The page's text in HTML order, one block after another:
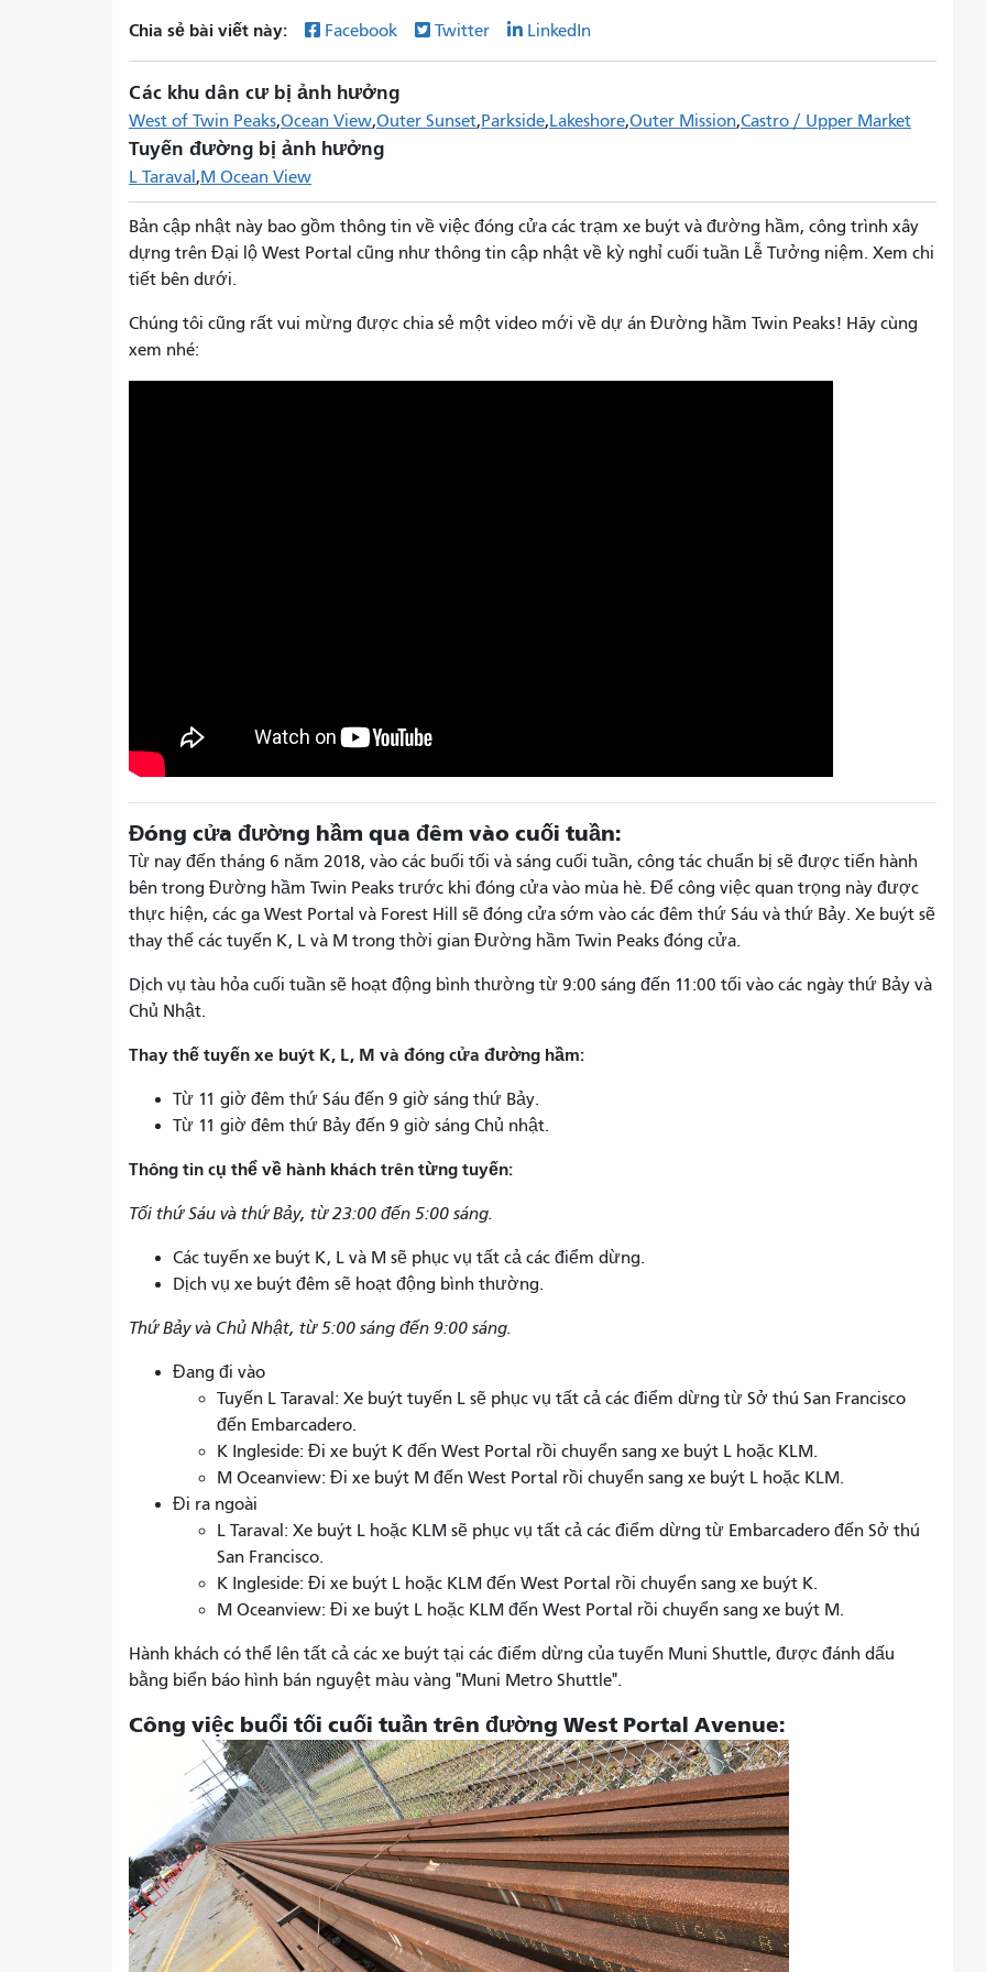
Chia sẻ bài viết này: Facebook Twitter LinkedIn
Các khu dân cư bị ảnh hưởng
West of Twin Peaks Ocean View Outer Sunset Parkside Lakeshore Outer Mission Castro / Upper Market
Tuyến đường bị ảnh hưởng
L Taraval M Ocean View
Bản cập nhật này bao gồm thông tin về việc đóng cửa các trạm xe buýt và đường hầm, công trình xây
dựng trên Đại lộ West Portal cũng như thông tin cập nhật về kỳ nghỉ cuối tuần Lễ Tưởng niệm. Xem chi
tiết bên dưới.
Chúng tôi cũng rất vui mừng được chia sẻ một video mới về dự án Đường hầm Twin Peaks! Hãy cùng
xem nhé:
Đóng cửa đường hầm qua đêm vào cuối tuần:
Từ nay đến tháng 6 năm 2018, vào các buổi tối và sáng cuối tuần, công tác chuẩn bị sẽ được tiến hành
bên trong Đường hầm Twin Peaks trước khi đóng cửa vào mùa hè. Để công việc quan trọng này được
thực hiện, các ga West Portal và Forest Hill sẽ đóng cửa sớm vào các đêm thứ Sáu và thứ Bảy. Xe buýt sẽ
thay thế các tuyến K, L và M trong thời gian Đường hầm Twin Peaks đóng cửa.
Dịch vụ tàu hỏa cuối tuần sẽ hoạt động bình thường từ 9:00 sáng đến 11:00 tối vào các ngày thứ Bảy và
Chủ Nhật.
Thay thế tuyến xe buýt K, L, M và đóng cửa đường hầm:
Từ 11 giờ đêm thứ Sáu đến 9 giờ sáng thứ Bảy.
Từ 11 giờ đêm thứ Bảy đến 9 giờ sáng Chủ nhật.
Thông tin cụ thể về hành khách trên từng tuyến:
Tối thứ Sáu và thứ Bảy, từ 23:00 đến 5:00 sáng.
Các tuyến xe buýt K, L và M sẽ phục vụ tất cả các điểm dừng.
Dịch vụ xe buýt đêm sẽ hoạt động bình thường.
Thứ Bảy và Chủ Nhật, từ 5:00 sáng đến 9:00 sáng.
Đang đi vào
Tuyến L Taraval: Xe buýt tuyến L sẽ phục vụ tất cả các điểm dừng từ Sở thú San Francisco
đến Embarcadero.
K Ingleside: Đi xe buýt K đến West Portal rồi chuyển sang xe buýt L hoặc KLM.
M Oceanview: Đi xe buýt M đến West Portal rồi chuyển sang xe buýt L hoặc KLM.
Đi ra ngoài
L Taraval: Xe buýt L hoặc KLM sẽ phục vụ tất cả các điểm dừng từ Embarcadero đến Sở thú
San Francisco.
K Ingleside: Đi xe buýt L hoặc KLM đến West Portal rồi chuyển sang xe buýt K.
M Oceanview: Đi xe buýt L hoặc KLM đến West Portal rồi chuyển sang xe buýt M.
Hành khách có thể lên tất cả các xe buýt tại các điểm dừng của tuyến Muni Shuttle, được đánh dấu
bằng biển báo hình bán nguyệt màu vàng "Muni Metro Shuttle".
Công việc buổi tối cuối tuần trên đường West Portal Avenue: